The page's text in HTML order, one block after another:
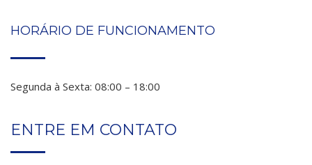
HORÁRIO DE FUNCIONAMENTO
Segunda à Sexta: 08:00 – 18:00
ENTRE EM CONTATO